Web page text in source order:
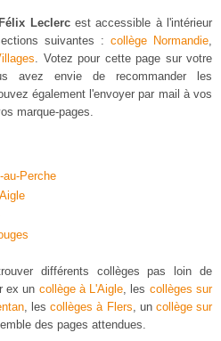
Leclercest accessible à l'intérieur
suivantes : collège Normandie,
. Votez pour cette page sur votre
avez envie de recommander les
également l'envoyer par mail à vos
marque-pages.
au-Perche
différents collèges pas loin de
ex un collège à L'Aigle, les collèges sur
, lescollèges à Flers, un collège sur
des pages attendues.